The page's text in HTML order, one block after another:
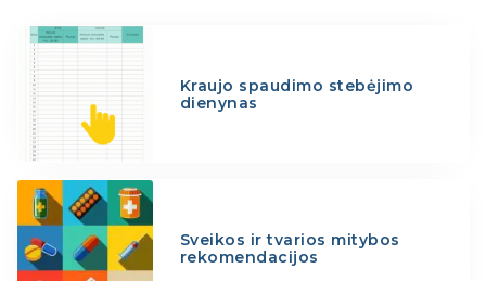
Kraujo spaudimo stebėjimo
dienynas
Sveikos ir tvarios mitybos
rekomendacijos